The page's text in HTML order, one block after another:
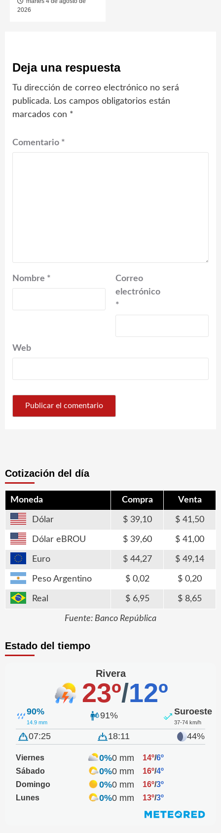
2026
Deja una respuesta
Tu dirección de correo electrónico no será
publicada. Los campos obligatorios están
marcados con *
Comentario *
Nombre *
Correo
electrónico
*
Web
Cotización del día
Moneda Compra Venta
Dólar 39,10 41,50
Dólar eBROU 39,60 41,00
Euro 44,27 49,14
Peso Argentino 0,02 0,20
Real 6,95 8,65
Fuente: Banco República
Estado del tiempo
Rivera
23º/12º
90%
14.9 mm
91% Suroeste
37-74 km/h
07:25 18:11 44%
Viernes 0%0 mm 14º/6º
Sábado
0%0 mm 16º/4º
Domingo
0%0 mm 16º/3º
Lunes
0%0 mm 13º/3º